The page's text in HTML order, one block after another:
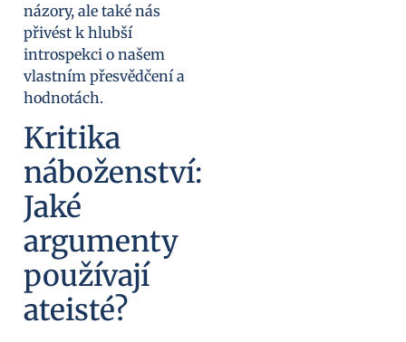
názory, ale také nás
přivést k hlubší
introspekci o našem
vlastním přesvědčení a
hodnotách.
Kritika
náboženství:
Jaké
argumenty
používají
ateisté?